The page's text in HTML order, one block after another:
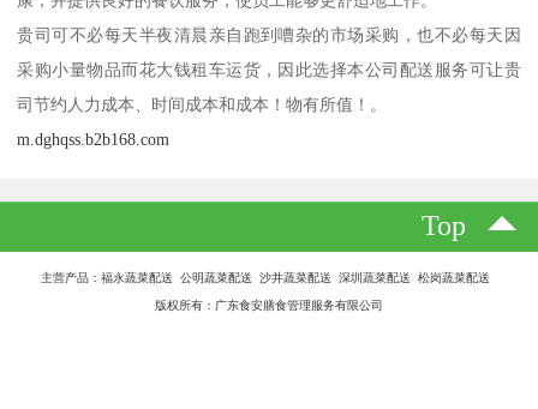
贵司可不必每天半夜清晨亲自跑到嘈杂的市场采购，也不必每天因
采购小量物品而花大钱租车运货，因此选择本公司配送服务可让贵
司节约人力成本、时间成本和成本！物有所值！。
m.dghqss.b2b168.com
Top
主营产品：福永蔬菜配送 公明蔬菜配送 沙井蔬菜配送 深圳蔬菜配送 松岗蔬菜配送
版权所有：广东食安膳食管理服务有限公司